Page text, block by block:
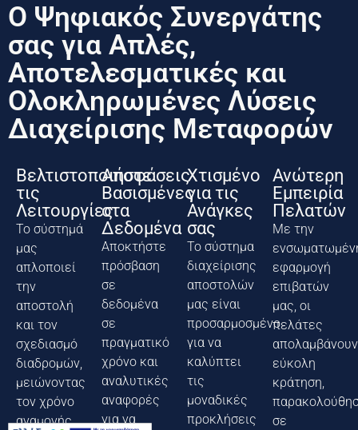
Ο Ψηφιακός Συνεργάτης
σας για Απλές,
Αποτελεσματικές και
Ολοκληρωμένες Λύσεις
Διαχείρισης Μεταφορών
Βελτιστοποιήστε
τις
Λειτουργίες
Το σύστημά
μας
απλοποιεί
την
αποστολή
και τον
σχεδιασμό
διαδρομών,
μειώνοντας
τον χρόνο
αναμονής
Αποφάσεις
Βασισμένες
στα
Δεδομένα
Αποκτήστε
πρόσβαση
σε
δεδομένα
σε
πραγματικό
χρόνο και
αναλυτικές
αναφορές
για να
Χτισμένο
για τις
Ανάγκες
σας
Το σύστημα
διαχείρισης
αποστολών
μας είναι
προσαρμοσμένο
για να
καλύπτει
τις
μοναδικές
προκλήσεις
Ανώτερη
Εμπειρία
Πελατών
Με την
εφαρμογή
επιβατών
μας, οι
πελάτες
απολαμβάνουν
εύκολη
κράτηση,
σε